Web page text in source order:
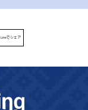
Lineでシェア